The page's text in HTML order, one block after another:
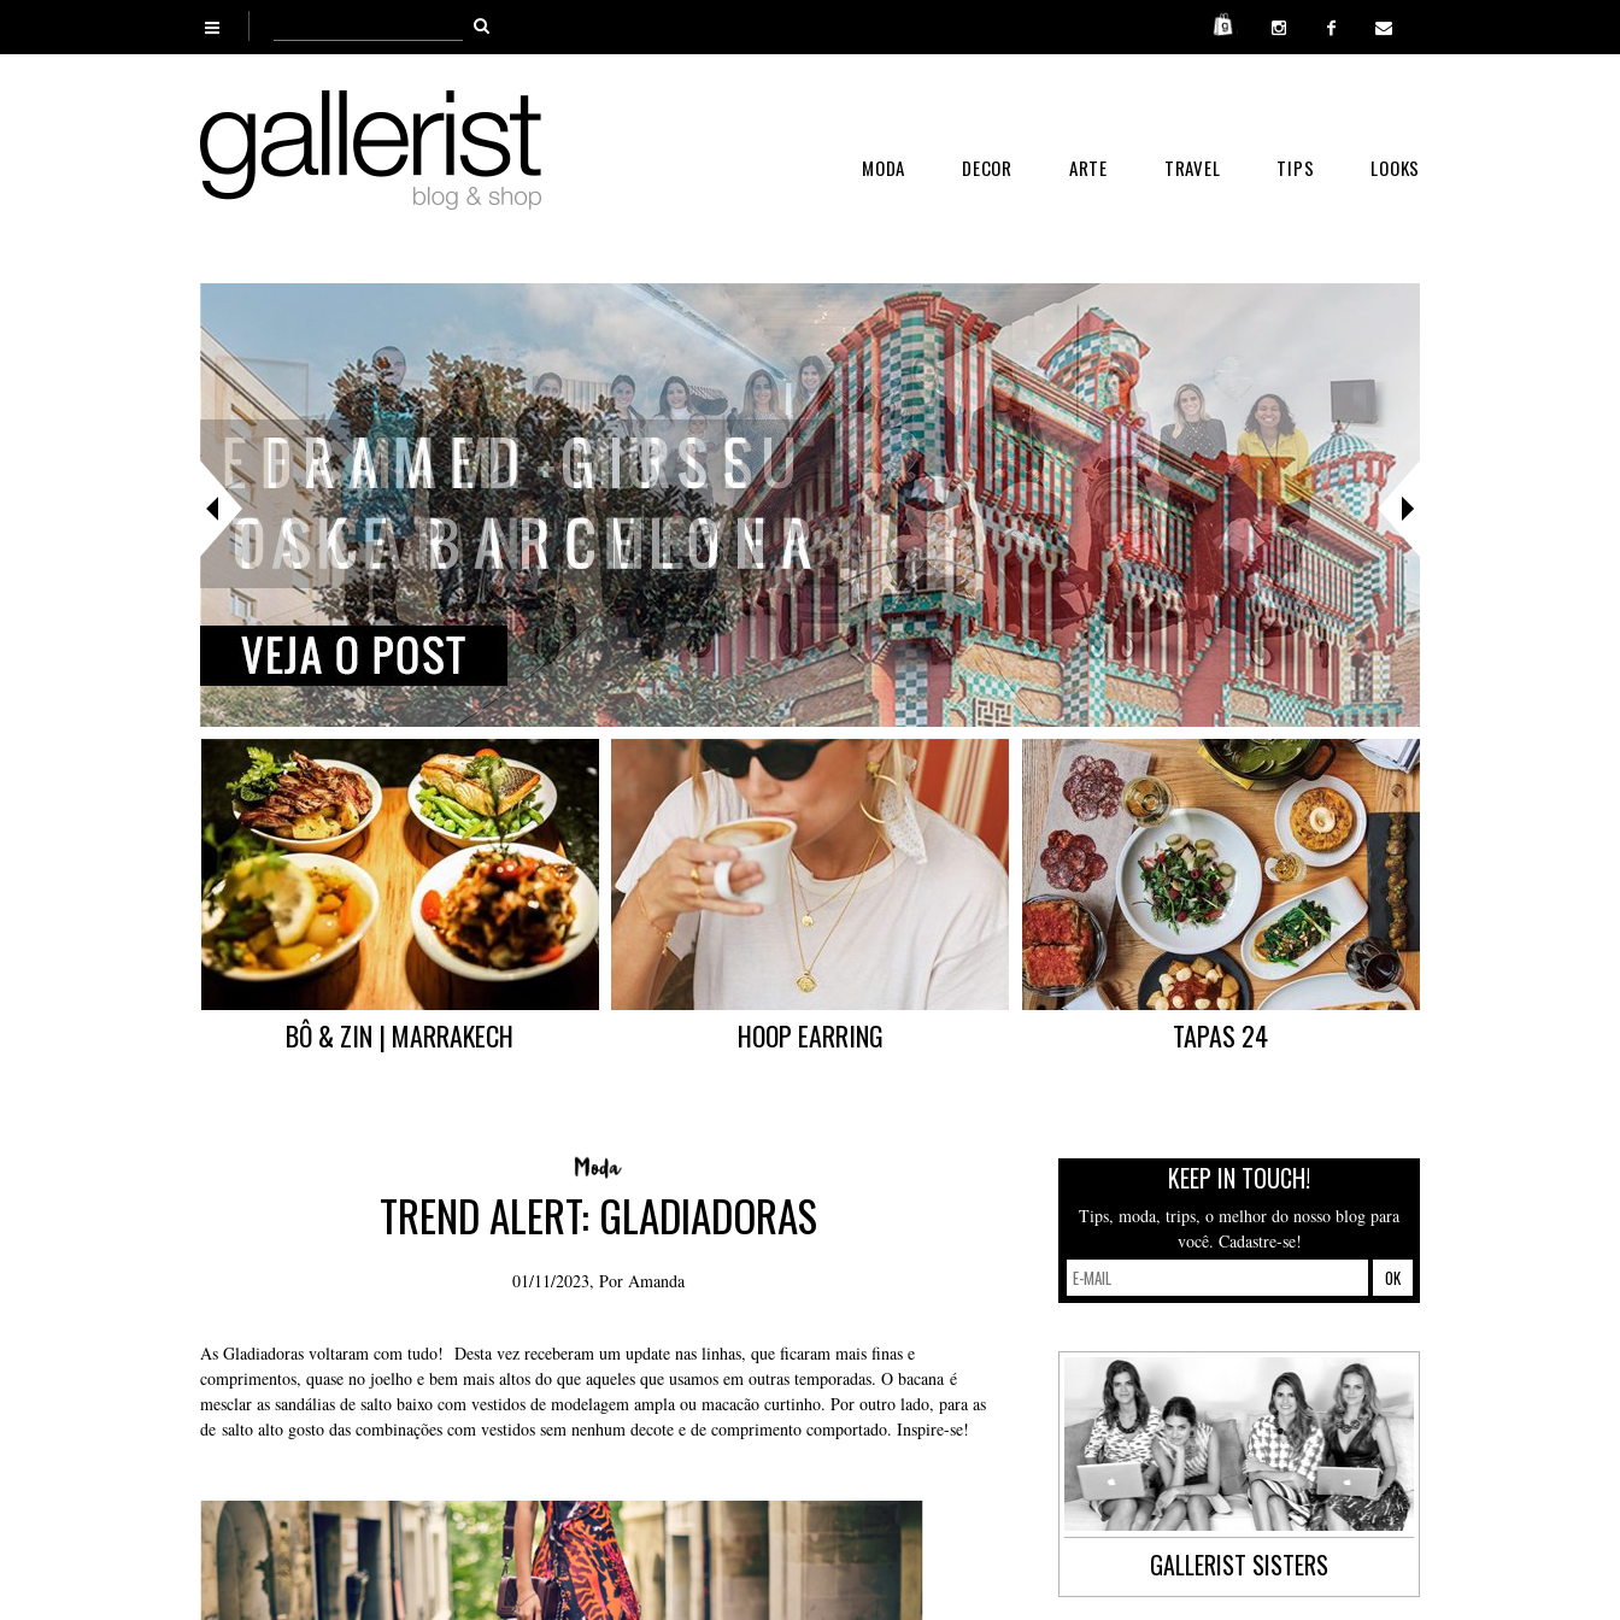
MODA DECOR ARTE TRAVEL TIPS LOOKS
BÔ & ZIN | MARRAKECH HOOP EARRING TAPAS 24
TREND ALERT: GLADIADORAS
01/11/2023, Por Amanda
As Gladiadoras voltaram com tudo! Desta vez receberam um update nas linhas, que ficaram mais finas e
comprimentos, quase no joelho e bem mais altos do que aqueles que usamos em outras temporadas. O bacana é
mesclar as sandálias de salto baixo com vestidos de modelagem ampla ou macacão curtinho. Por outro lado, para as
de salto alto gosto das combinações com vestidos sem nenhum decote e de comprimento comportado. Inspire-se!
KEEP IN TOUCH!
Tips, moda, trips, o melhor do nosso blog para
você. Cadastre-se!
GALLERIST SISTERS